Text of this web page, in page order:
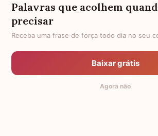
SAUDADE DA AVÓ
SAUDADES AVÔ QUE MORREU
1 MÊS DE FALECIMENTO DA
Palavras que acolhem
precisar
Receba uma frase de força todo dia no seu
Baixar grátis
Agora não